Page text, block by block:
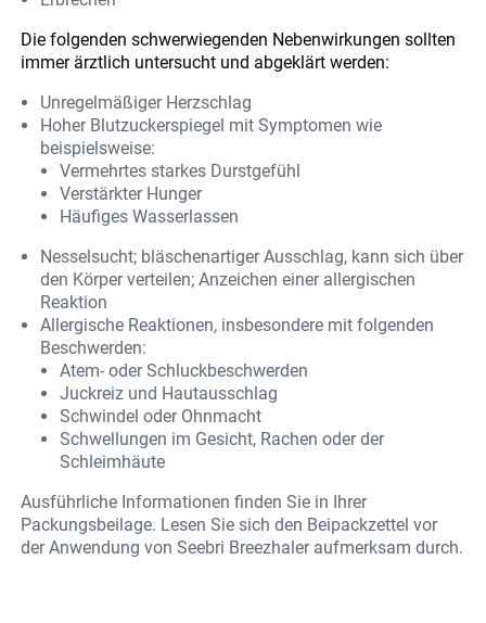
Die folgenden schwerwiegenden Nebenwirkungen sollten
immer ärztlich untersucht und abgeklärt werden:
Unregelmäßiger Herzschlag
Hoher Blutzuckerspiegel mit Symptomen wie
beispielsweise:
Vermehrtes starkes Durstgefühl
Verstärkter Hunger
Häufiges Wasserlassen
Nesselsucht; bläschenartiger Ausschlag, kann sich über
den Körper verteilen; Anzeichen einer allergischen
Reaktion
Allergische Reaktionen, insbesondere mit folgenden
Beschwerden:
Atem- oder Schluckbeschwerden
Juckreiz und Hautausschlag
Schwindel oder Ohnmacht
Schwellungen im Gesicht, Rachen oder der
Schleimhäute
Ausführliche Informationen finden Sie in Ihrer
Packungsbeilage. Lesen Sie sich den Beipackzettel vor
der Anwendung von Seebri Breezhaler aufmerksam durch.